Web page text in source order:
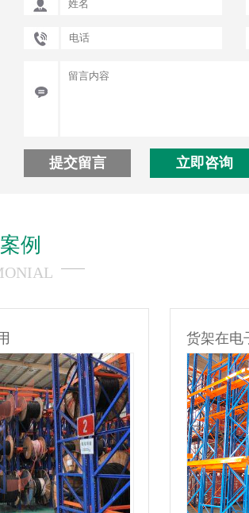
提交留言 立即咨询
例
货架在物